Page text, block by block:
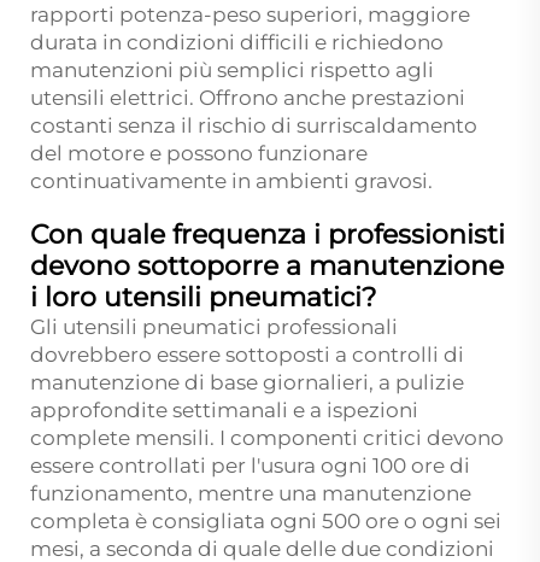
rapporti potenza-peso superiori, maggiore
durata in condizioni difficili e richiedono
manutenzioni più semplici rispetto agli
utensili elettrici. Offrono anche prestazioni
costanti senza il rischio di surriscaldamento
del motore e possono funzionare
continuativamente in ambienti gravosi.
Con quale frequenza i professionisti
devono sottoporre a manutenzione
i loro utensili pneumatici?
Gli utensili pneumatici professionali
dovrebbero essere sottoposti a controlli di
manutenzione di base giornalieri, a pulizie
approfondite settimanali e a ispezioni
complete mensili. I componenti critici devono
essere controllati per l'usura ogni 100 ore di
funzionamento, mentre una manutenzione
completa è consigliata ogni 500 ore o ogni sei
mesi, a seconda di quale delle due condizioni